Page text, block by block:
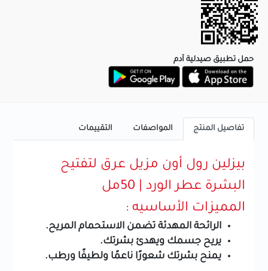
حمل تطبيق صيدلية آدم
تفاصيل المنتج المواصفات التقييمات
بيزلين رول أون مزيل عرق لتفتيح
البشرة عطر الورد | 50مل
المميزات الأساسيه :
الرائحة المهدئة تضمن الاستحمام المريح.
يريح جسمك ويهدئ بشرتك.
يمنح بشرتك شعورًا ناعمًا ولطيفًا ورطب.